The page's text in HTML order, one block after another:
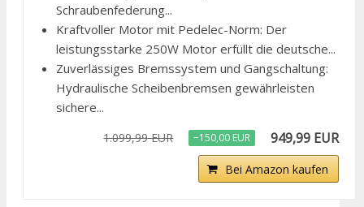
Schraubenfederung...
Kraftvoller Motor mit Pedelec-Norm: Der
leistungsstarke 250W Motor erfüllt die deutsche...
Zuverlässiges Bremssystem und Gangschaltung:
Hydraulische Scheibenbremsen gewährleisten
sichere...
1.099,99 EUR −150,00 EUR 949,99 EUR
Bei Amazon kaufen